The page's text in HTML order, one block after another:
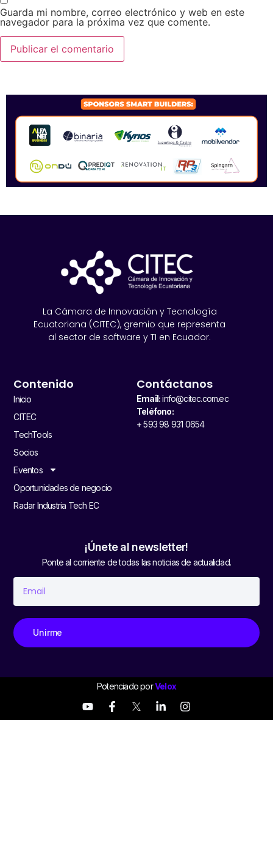
Guarda mi nombre, correo electrónico y web en este
navegador para la próxima vez que comente.
La Cámara de Innovación y Tecnología
Ecuatoriana (CITEC), gremio que representa
al sector de software y TI en Ecuador.
Contenido
Inicio
CITEC
TechTools
Socios
Eventos
Oportunidades de negocio
Radar Industria Tech EC
Contáctanos
Email:info@citec.com.ec
Teléfono:
+ 593 98 931 0654
¡Únete al newsletter!
Ponte al corriente de todas las noticias de actualidad.
Unirme
Potenciado porVelox